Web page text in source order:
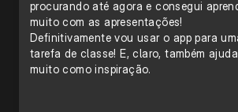
procurando até agora e consegui
muito com as apresentações!
Definitivamente vou usar o app para
tarefa de classe! E, claro, também ajuda
muito como inspiração.